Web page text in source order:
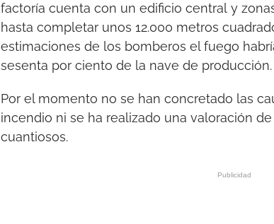
factoría cuenta con un edificio central y
hasta completar unos 12.000 metros
estimaciones de los bomberos el fuego
sesenta por ciento de la nave de producción.
Por el momento no se han concretado las
incendio ni se ha realizado una valoración
cuantiosos.